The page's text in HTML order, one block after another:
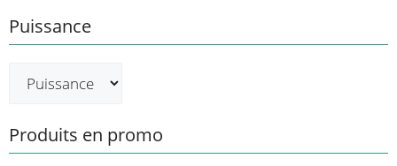
Puissance
Produits en promo